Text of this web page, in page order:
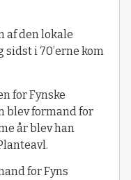
af den lokale
i 70’erne kom
for Fynske
blev formand for
år blev han
for Fyns